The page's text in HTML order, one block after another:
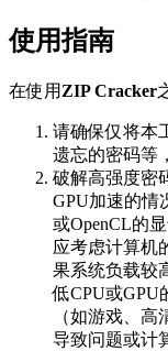
使用指南
在使用 ZIP Cracker
请确保仅将本
遗忘的密码等
破解高强度密
GPU加速的情
或OpenCL的
应考虑计算机
果系统负载较
低CPU或GPU
（如游戏、
导致问题或计